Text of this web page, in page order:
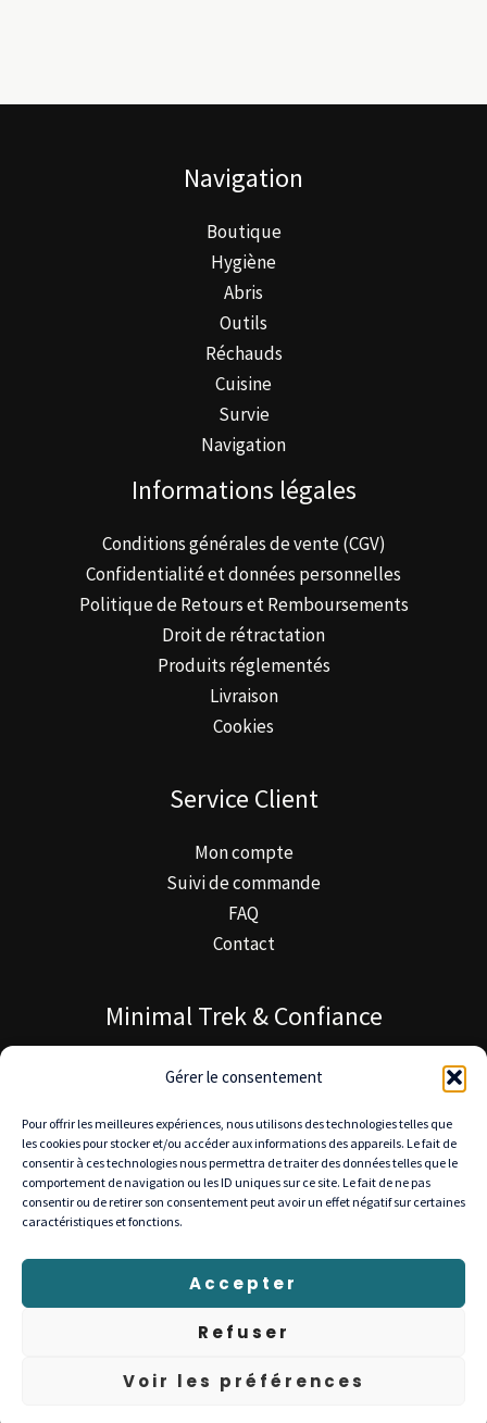
Gérer le consentement
Pour offrir les meilleures expériences, nous utilisons des technologies telles que
les cookies pour stocker et/ou accéder aux informations des appareils. Le fait de
consentir à ces technologies nous permettra de traiter des données telles que le
comportement de navigation ou les ID uniques sur ce site. Le fait de ne pas
consentir ou de retirer son consentement peut avoir un effet négatif sur certaines
caractéristiques et fonctions.
Accepter
Refuser
Voir les préférences
choisies
la
page
du
produit
Navigation
Boutique
Hygiène
Abris
Outils
Réchauds
Cuisine
Survie
Navigation
Informations légales
Conditions générales de vente (CGV)
Confidentialité et données personnelles
Politique de Retours et Remboursements
Droit de rétractation
Produits réglementés
Livraison
Cookies
Service Client
Mon compte
Suivi de commande
FAQ
Contact
Minimal Trek & Confiance
À propos de Minimal Trek
Notre mission
Livraison gratuite en Europe • Retours 30 jours •
Paiement sécurisé : Stripe, PayPal, Visa, Mastercard